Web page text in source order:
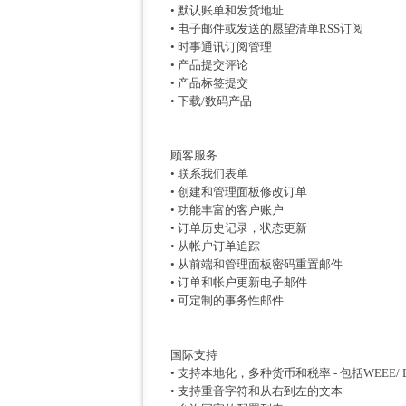
• 默认账单和发货地址
• 电子邮件或发送的愿望清单RSS订阅
• 时事通讯订阅管理
• 产品提交评论
• 产品标签提交
• 下载/数码产品
顾客服务
• 联系我们表单
• 创建和管理面板修改订单
• 功能丰富的客户账户
• 订单历史记录，状态更新
• 从帐户订单追踪
• 从前端和管理面板密码重置邮件
• 订单和帐户更新电子邮件
• 可定制的事务性邮件
国际支持
• 支持本地化，多种货币和税率 - 包括WEEE/
• 支持重音字符和从右到左的文本